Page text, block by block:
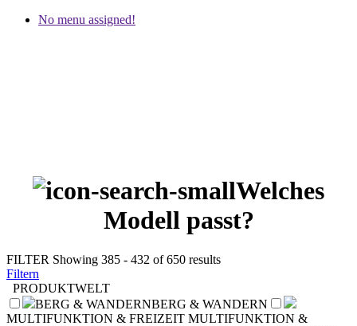
No menu assigned!
Welches
Modell passt?
FILTER Showing 385 - 432 of 650 results
Filtern
PRODUKTWELT
BERG & WANDERNBERG & WANDERN
MULTIFUNKTION & FREIZEIT MULTIFUNKTION &